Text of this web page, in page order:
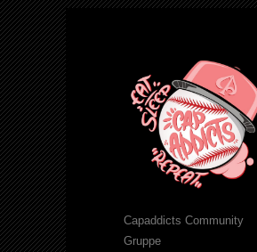
Capaddicts Community
Gruppe